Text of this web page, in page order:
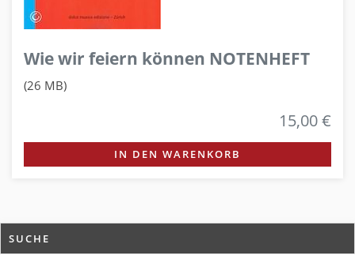
Wie wir feiern können NOTENHEFT
(26 MB)
15,00 €
IN DEN WARENKORB
SUCHE